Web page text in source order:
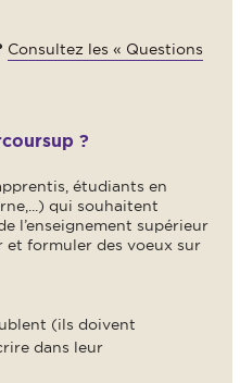
Consultez les « Questions
?
étudiants en
qui souhaitent
l’enseignement supérieur
formuler des voeux sur
(ils doivent
dans leur